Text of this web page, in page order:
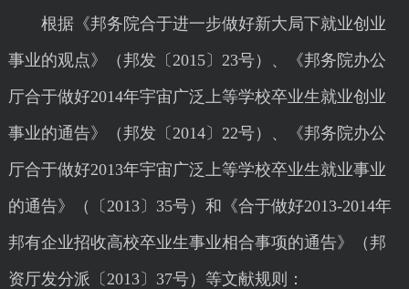
根据《邦务院合于进一步做好新大局下就业创业
事业的观点》（邦发〔2015〕23号）、《邦务院办公
厅合于做好2014年宇宙广泛上等学校卒业生就业创业
事业的通告》（邦发〔2014〕22号）、《邦务院办公
厅合于做好2013年宇宙广泛上等学校卒业生就业事业
的通告》（〔2013〕35号）和《合于做好2013-2014年
邦有企业招收高校卒业生事业相合事项的通告》（邦
资厅发分派〔2013〕37号）等文献规则：